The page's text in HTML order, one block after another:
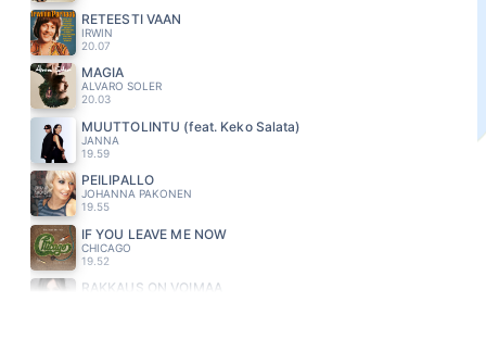
RETEESTI VAAN
IRWIN
20.07
MAGIA
ALVARO SOLER
20.03
MUUTTOLINTU (feat. Keko Salata)
JANNA
19.59
PEILIPALLO
JOHANNA PAKONEN
19.55
IF YOU LEAVE ME NOW
CHICAGO
19.52
RAKKAUS ON VOIMAA